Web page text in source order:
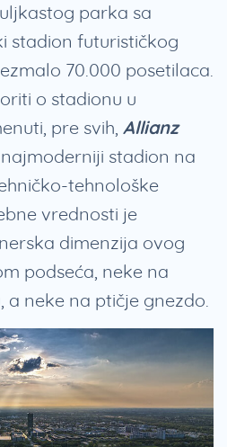
parka sa
stadion futurističkog
70.000 posetilaca.
o stadionu u
pre svih, Allianz
stadion na
tehnološke
vrednosti je
dimenzija ovog
podseća, neke na
a neke na ptičje gnezdo.